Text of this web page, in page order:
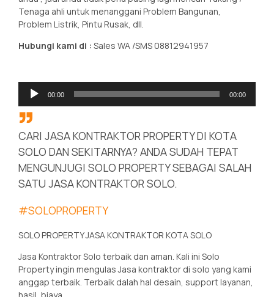
Tenaga ahli untuk menanggani Problem Bangunan,
Problem Listrik, Pintu Rusak, dll.
Hubungi kami di : Sales WA /SMS 08812941957
Pemutar
Audio
00:00 00:00
CARI JASA KONTRAKTOR PROPERTY DI KOTA
SOLO DAN SEKITARNYA? ANDA SUDAH TEPAT
MENGUNJUGI SOLO PROPERTY SEBAGAI SALAH
SATU JASA KONTRAKTOR SOLO.
#SOLOPROPERTY
SOLO PROPERTY JASA KONTRAKTOR KOTA SOLO
Jasa Kontraktor Solo terbaik dan aman. Kali ini Solo
Property ingin mengulas Jasa kontraktor di solo yang kami
anggap terbaik. Terbaik dalah hal desain, support layanan,